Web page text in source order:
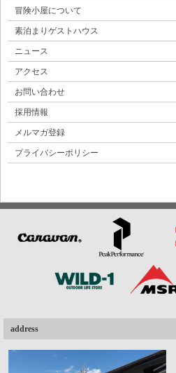
冒険小屋について
素泊まりゲストハウス
ニュース
アクセス
お問い合わせ
採用情報
メルマガ登録
プライバシーポリシー
address